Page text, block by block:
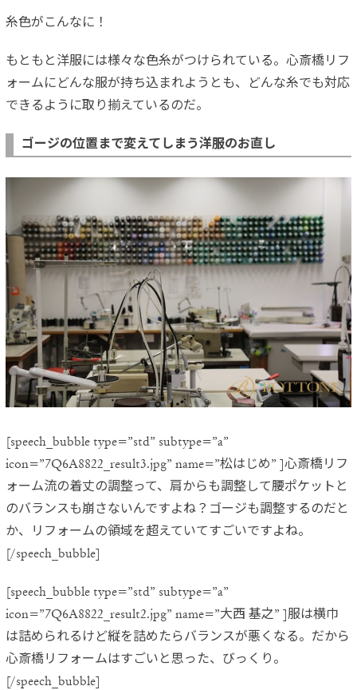
糸色がこんなに！
もともと洋服には様々な色糸がつけられている。心斎橋リフ
ォームにどんな服が持ち込まれようとも、どんな糸でも対応
できるように取り揃えているのだ。
ゴージの位置まで変えてしまう洋服のお直し
[speech_bubble type=”std” subtype=”a”
icon=”7Q6A8822_result3.jpg” name=”松はじめ” ]心斎橋リフ
ォーム流の着丈の調整って、肩からも調整して腰ポケットと
のバランスも崩さないんですよね？ゴージも調整するのだと
か、リフォームの領域を超えていてすごいですよね。
[/speech_bubble]
[speech_bubble type=”std” subtype=”a”
icon=”7Q6A8822_result2.jpg” name=”大西 基之” ]服は横巾
は詰められるけど縦を詰めたらバランスが悪くなる。だから
心斎橋リフォームはすごいと思った、びっくり。
[/speech_bubble]